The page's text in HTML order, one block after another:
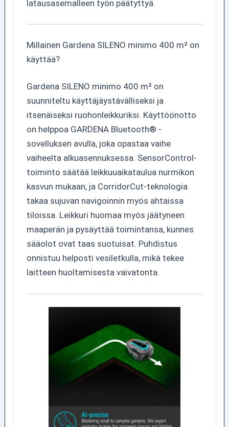
latausasemalleen työn päätyttyä.
Millainen Gardena SILENO minimo 400 m² on
käyttää?
Gardena SILENO minimo 400 m² on
suunniteltu käyttäjäystävälliseksi ja
itsenäiseksi ruohonleikkuriksi. Käyttöönotto
on helppoa GARDENA Bluetooth® -
sovelluksen avulla, joka opastaa vaihe
vaiheelta alkuasennuksessa. SensorControl-
toiminto säätää leikkuuaikataulua nurmikon
kasvun mukaan, ja CorridorCut-teknologia
takaa sujuvan navigoinnin myös ahtaissa
tiloissa. Leikkuri huomaa myös jäätyneen
maaperän ja pysäyttää toimintansa, kunnes
sääolot ovat taas suotuisat. Puhdistus
onnistuu helposti vesiletkulla, mikä tekee
laitteen huoltamisesta vaivatonta.